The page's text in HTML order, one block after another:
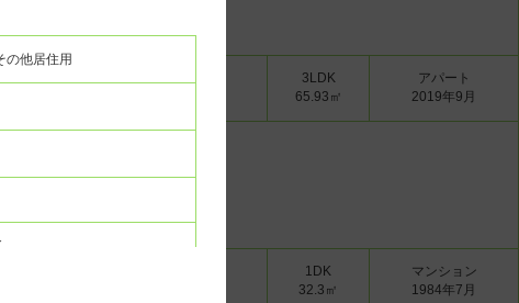
の他居住用
上
3LDK
65.93㎡
アパート
2019年9月
1DK
32.3㎡
マンション
1984年7月